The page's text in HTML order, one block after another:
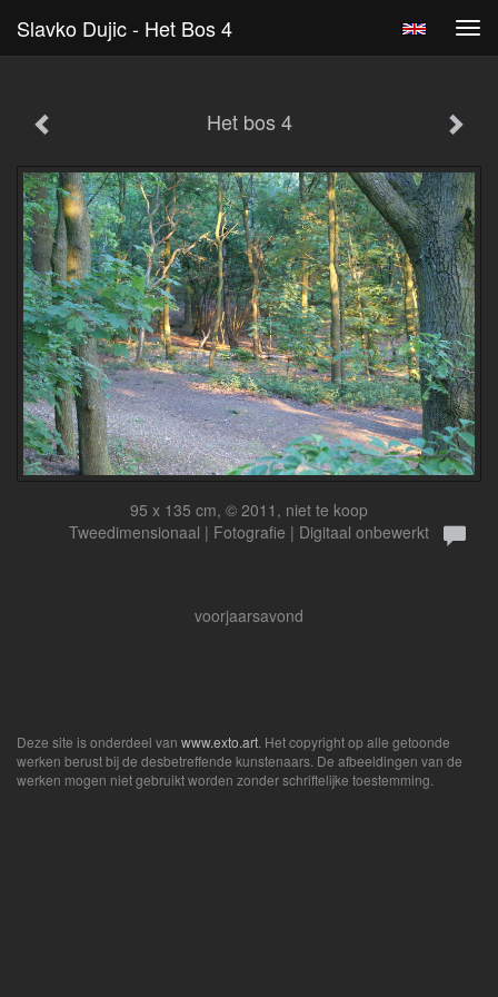
Slavko Dujic - Het Bos 4
Het bos 4
95 x 135 cm, © 2011, niet te koop
Tweedimensionaal | Fotografie | Digitaal onbewerkt
voorjaarsavond
Deze site is onderdeel van www.exto.art . Het copyright op alle getoonde
werken berust bij de desbetreffende kunstenaars. De afbeeldingen van de
werken mogen niet gebruikt worden zonder schriftelijke toestemming.